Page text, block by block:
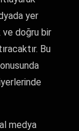
yer
ve doğru bir
Bu
medya